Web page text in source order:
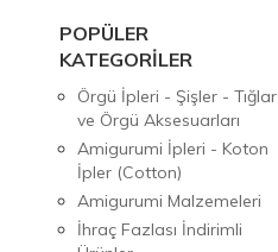
POPÜLER
KATEGORİLER
Örgü İpleri - Şişler - Tığlar
ve Örgü Aksesuarları
Amigurumi İpleri - Koton
İpler (Cotton)
Amigurumi Malzemeleri
İhraç Fazlası İndirimli